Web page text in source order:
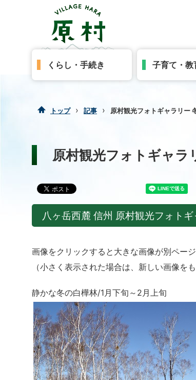
くらし・手続き 子育て・教
トップ › 記事 › 原村観光フォトギャラリー
原村観光フォトギャラ
八ヶ岳西麓 信州 原村観光フォト
画像をクリックすると大きな画像が別ページ
（小さく表示された場合は、新しい画像を
静かな冬の白樺林/1月下旬～2月上旬